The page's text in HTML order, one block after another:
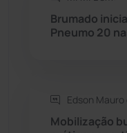
Rio do Pires
Seabra
Brumado
Pneumo 20
Edson Mauro
Mobilização